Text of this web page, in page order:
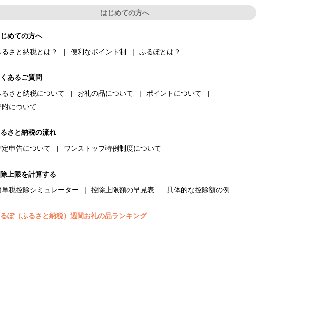
はじめての方へ
めての方へ
るさと納税とは？
便利なポイント制 ふるぽとは？
くあるご質問
るさと納税について
お礼の品について
ポイントについて
附について
さと納税の流れ
定申告について
ワンストップ特例制度について
上限を計算する
単税控除シミュレーター
控除上限額の早見表 具体的な控除額の例
ぽ（ふるさと納税）週間お礼の品ランキング